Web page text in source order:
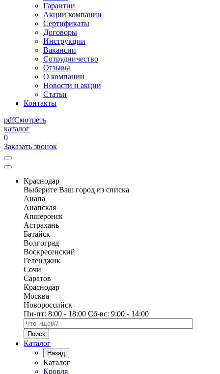
Гарантии
Акции компании
Сертификаты
Договоры
Инструкции
Вакансии
Сотрудничество
Отзывы
О компании
Новости и акции
Статьи
Контакты
pdfСмотреть
каталог
0
Заказать звонок
Краснодар
Выберите Ваш город из списка
Анапа
Анапская
Апшеронск
Астрахань
Батайск
Волгоград
Воскресенский
Геленджик
Сочи
Саратов
Краснодар
Москва
Новороссийск
Пн-пт: 8:00 - 18:00 Сб-вс: 9:00 - 14:00
Поиск по каталогу
Каталог
Назад
Каталог
Кровля